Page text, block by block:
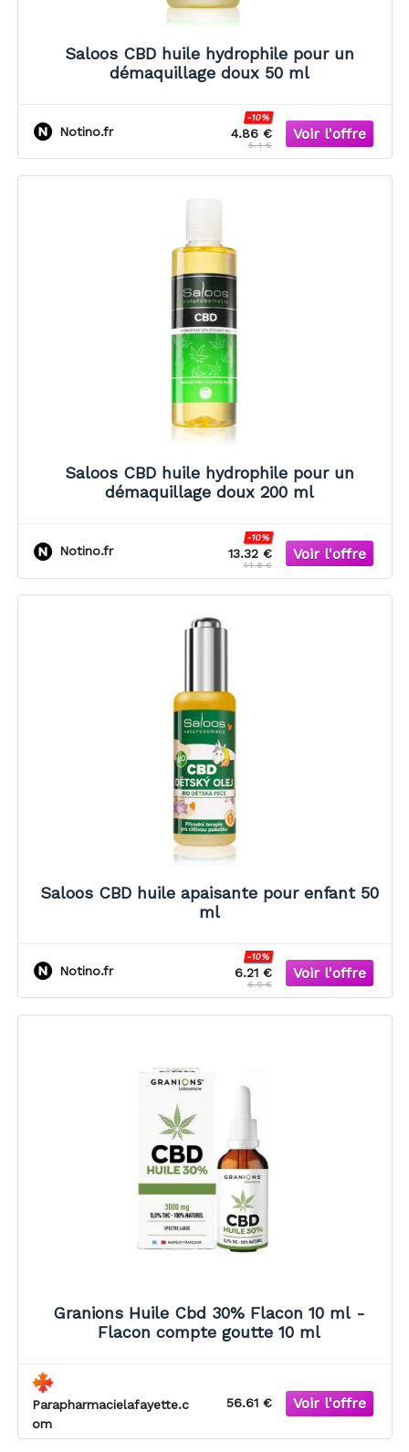
Saloos CBD huile hydrophile pour un
démaquillage doux 50 ml
Notino.fr 4.86 €
-10%
5.4 €
Saloos CBD huile hydrophile pour un
démaquillage doux 200 ml
Notino.fr 13.32 €
-10%
14.8 €
Saloos CBD huile apaisante pour enfant 50
ml
Notino.fr 6.21 €
-10%
6.9 €
Granions Huile Cbd 30% Flacon 10 ml -
Flacon compte goutte 10 ml
Parapharmacielafayette.c
om
56.61 €